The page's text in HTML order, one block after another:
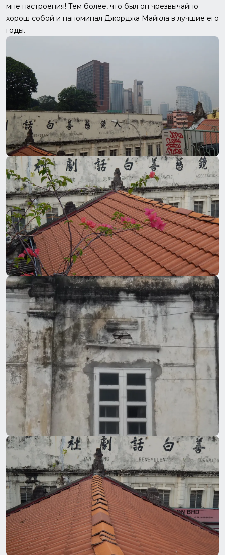
мне настроения! Тем более, что был он чрезвычайно
хорош собой и напоминал Джорджа Майкла в лучшие его
годы.